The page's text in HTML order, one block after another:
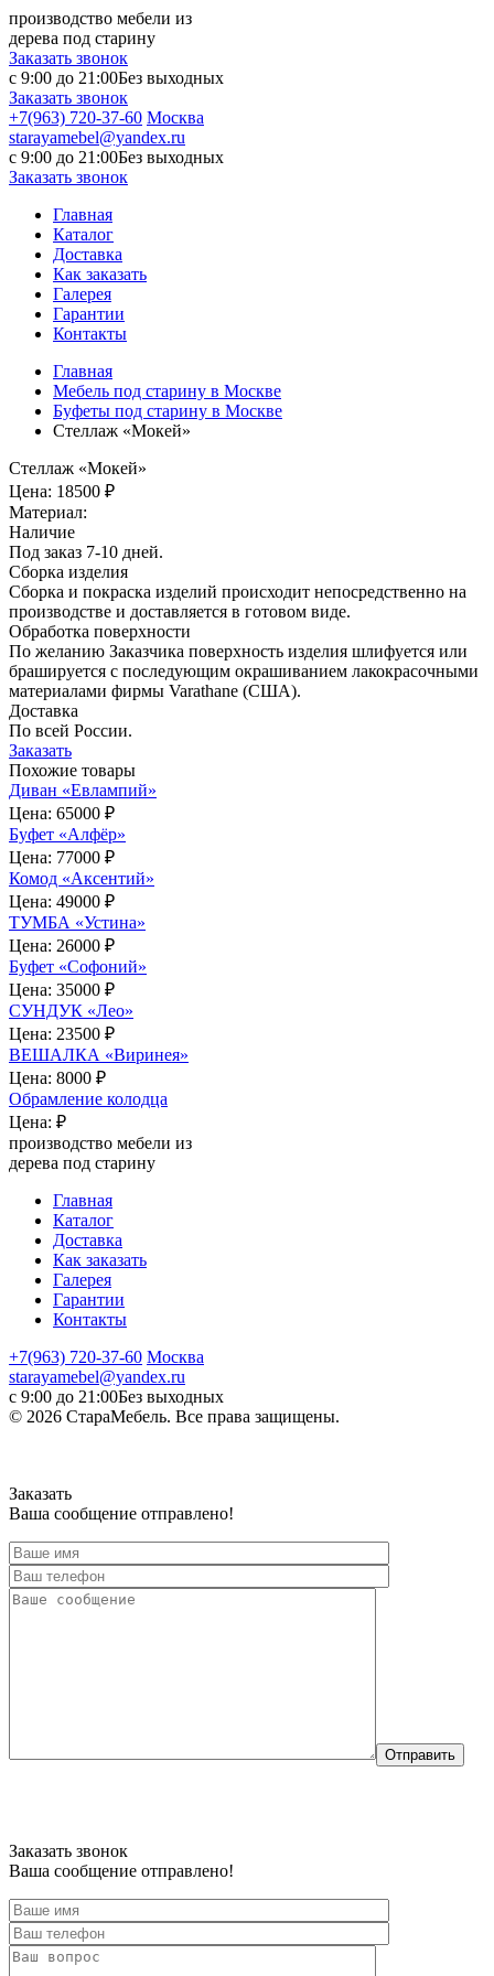
производство мебели из
дерева под старину
Заказать звонок
с 9:00 до 21:00Без выходных
Заказать звонок
+7(963) 720-37-60 Москва
starayamebel@yandex.ru
с 9:00 до 21:00Без выходных
Заказать звонок
Главная
Каталог
Доставка
Как заказать
Галерея
Гарантии
Контакты
Главная
Мебель под старину в Москве
Буфеты под старину в Москве
Стеллаж «Мокей»
Стеллаж «Мокей»
Цена: 18500 ₽
Материал:
Наличие
Под заказ 7-10 дней.
Сборка изделия
Сборка и покраска изделий происходит непосредственно на
производстве и доставляется в готовом виде.
Обработка поверхности
По желанию Заказчика поверхность изделия шлифуется или
брашируется с последующим окрашиванием лакокрасочными
материалами фирмы Varathane (США).
Доставка
По всей России.
Заказать
Похожие товары
Диван «Евлампий»
Цена: 65000 ₽
Буфет «Алфёр»
Цена: 77000 ₽
Комод «Аксентий»
Цена: 49000 ₽
ТУМБА «Устина»
Цена: 26000 ₽
Буфет «Софоний»
Цена: 35000 ₽
СУНДУК «Лео»
Цена: 23500 ₽
ВЕШАЛКА «Виринея»
Цена: 8000 ₽
Обрамление колодца
Цена: ₽
производство мебели из
дерева под старину
Главная
Каталог
Доставка
Как заказать
Галерея
Гарантии
Контакты
+7(963) 720-37-60 Москва
starayamebel@yandex.ru
с 9:00 до 21:00Без выходных
© 2026 СтараМебель. Все права защищены.
Заказать
Ваша сообщение отправлено!
Отправить
Заказать звонок
Ваша сообщение отправлено!